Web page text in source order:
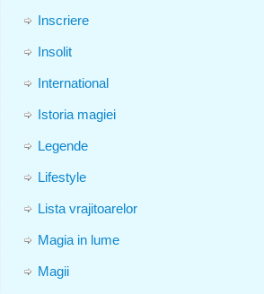
Inscriere
Insolit
International
Istoria magiei
Legende
Lifestyle
Lista vrajitoarelor
Magia in lume
Magii